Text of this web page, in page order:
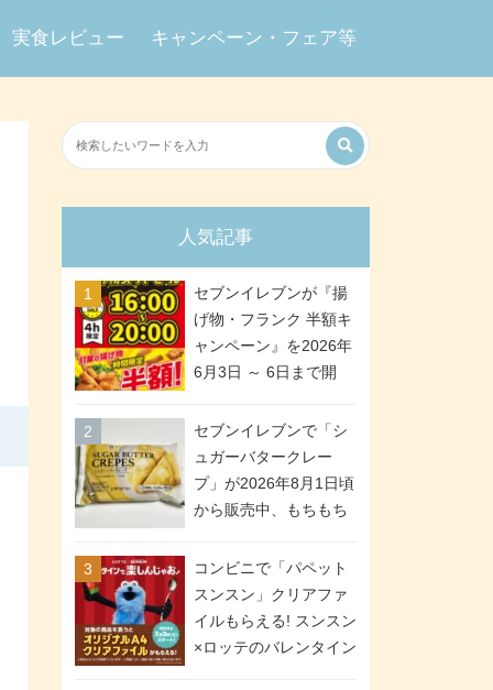
実食レビュー キャンペーン・フェア等
人気記事
セブンイレブンが『揚
げ物・フランク 半額キ
ャンペーン』を2026年
6月3日 ～ 6日まで開
などが「揚げ物スーパ
ーセール」でお得に! 各
日16:00 ～ 20:00の4時
間限定で実施。ななチ
メリカンドッグが税抜
セブンイレブンで「シ
ュガーバタークレー
プ」が2026年8月1日頃
から販売中、もちもち
シュガー＆バターをレ
ンジアップで手軽に楽
しめる冷凍食品。2個入
り
コンビニで「パペット
スンスン」クリアファ
イルもらえる! スンスン
×ロッテのバレンタイン